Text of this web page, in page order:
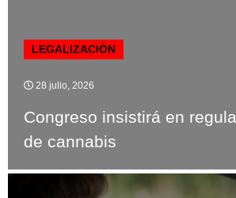
LEGALIZACIÓN
28 julio, 2026
Congreso insistirá en
de cannabis